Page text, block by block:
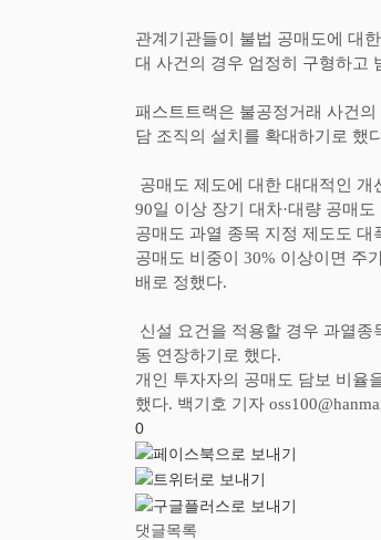
관계기관들이 불법 공매도에 대
대 사건의 경우 엄정히 구형하고
패스트트랙은 불공정거래 사건
담 조직의 설치를 확대하기로 했
공매도 제도에 대한 대대적인 개
90일 이상 장기 대차·대량 공매도
공매도 과열 종목 지정 제도도 대
공매도 비중이 30% 이상이면 주
배로 정했다.
신설 요건을 적용할 경우 과열종
동 연장하기로 했다.
개인 투자자의 공매도 담보 비율
했다. 백기호 기자
0
댓글목록